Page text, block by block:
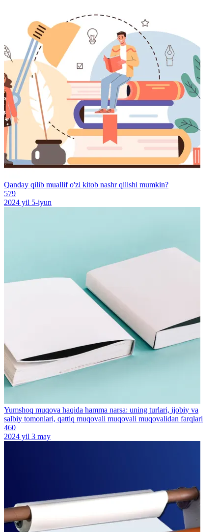
Qanday qilib muallif o'zi kitob nashr qilishi mumkin?
579
2024 yil 5-iyun
Yumshoq muqova haqida hamma narsa: uning turlari, ijobiy va
salbiy tomonlari, qattiq muqovali muqovali muqovalidan farqlari
460
2024 yil 3 may